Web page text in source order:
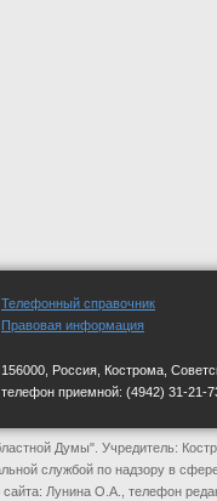
Телефонный справочник
Правовая информация
156000, Россия, Кострома,
телефон приемной: (4942) 31-21-
Думы". Учредитель:
службой по надзору в
сайта: Лунина О.А., телефон